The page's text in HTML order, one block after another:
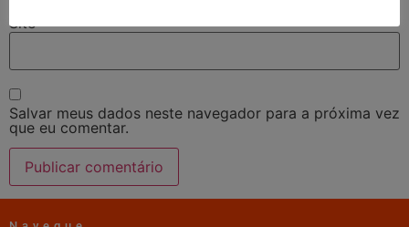
Site
Salvar meus dados neste navegador para a próxima vez
que eu comentar.